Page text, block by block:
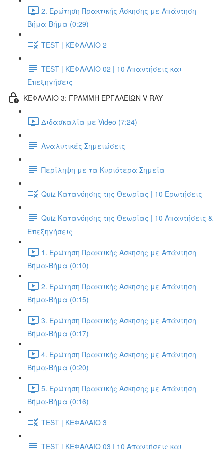
2. Ερώτηση Πρακτικής Άσκησης με Απάντηση
Βήμα-Βήμα (0:29)
TEST | ΚΕΦΑΛΑΙΟ 2
TEST | ΚΕΦΑΛΑΙΟ 02 | 10 Απαντήσεις και
Επεξηγήσεις
ΚΕΦΑΛΑΙΟ 3: ΓΡΑΜΜΗ ΕΡΓΑΛΕΙΩΝ V-RAY
Διδασκαλία με Video (7:24)
Αναλυτικές Σημειώσεις
Περίληψη με τα Κυριότερα Σημεία
Quiz Κατανόησης της Θεωρίας | 10 Ερωτήσεις
Quiz Κατανόησης της Θεωρίας | 10 Απαντήσεις &
Επεξηγήσεις
1. Ερώτηση Πρακτικής Άσκησης με Απάντηση
Βήμα-Βήμα (0:10)
2. Ερώτηση Πρακτικής Άσκησης με Απάντηση
Βήμα-Βήμα (0:15)
3. Ερώτηση Πρακτικής Άσκησης με Απάντηση
Βήμα-Βήμα (0:17)
4. Ερώτηση Πρακτικής Άσκησης με Απάντηση
Βήμα-Βήμα (0:20)
5. Ερώτηση Πρακτικής Άσκησης με Απάντηση
Βήμα-Βήμα (0:16)
TEST | ΚΕΦΑΛΑΙΟ 3
TEST | ΚΕΦΑΛΑΙΟ 03 | 10 Απαντήσεις και